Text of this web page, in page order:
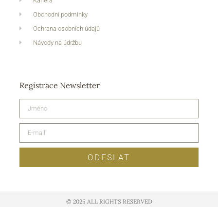
Obchodní podmínky
Ochrana osobních údajů
Návody na údržbu
Registrace Newsletter
ODESLAT
© 2025 ALL RIGHTS RESERVED​